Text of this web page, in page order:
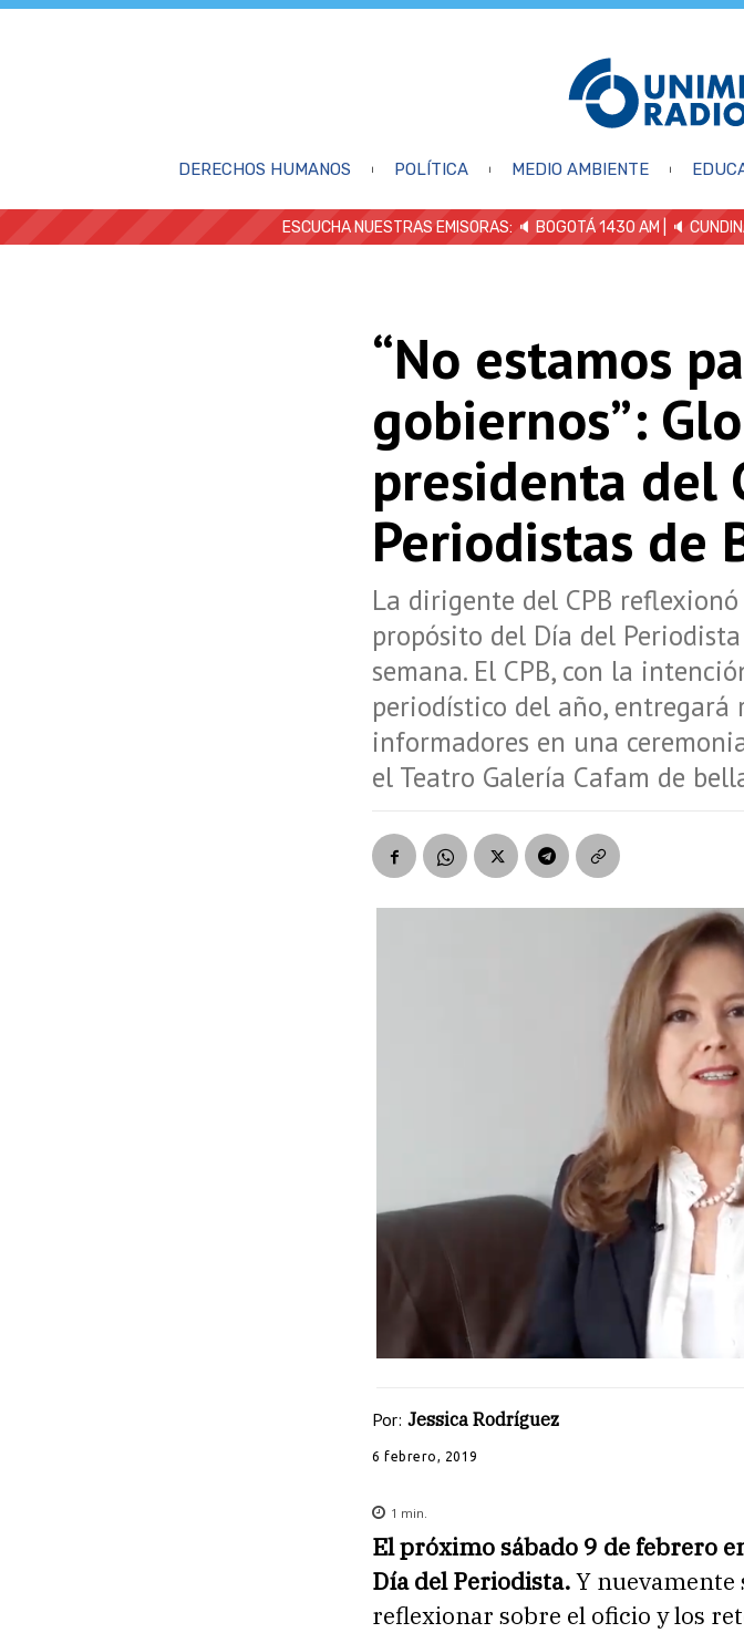
DERECHOS HUMANOS POLÍTICA MEDIO AMBIENTE
ESCUCHA NUESTRAS EMISORAS: 🔈 BOGOTÁ 1430 AM | 🔈
“No estamos
gobiernos”:
presidenta del
Periodistas de
La dirigente del CPB
propósito del Día del
semana. El CPB, con la
periodístico del año, entregará
informadores en una
el Teatro Galería Cafam de
Por: Jessica Rodríguez
6 febrero, 2019
1 min.
El próximo sábado 9 de febrero
Día del Periodista.Y
reflexionar sobre el oficio y los